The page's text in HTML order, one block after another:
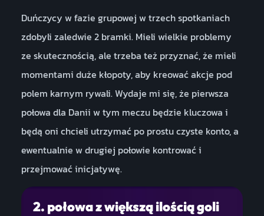
Duńczycy w fazie grupowej w trzech spotkaniach
zdobyli zaledwie 2 bramki. Mieli wielkie problemy
ze skutecznością, ale trzeba też przyznać, że mieli
momentami duże kłopoty, aby kreować akcje pod
polem karnym rywali. Wydaje mi się, że pierwsza
połowa dla Danii w tym meczu będzie kluczowa i
będą oni chcieli utrzymać po prostu czyste konto, a
ewentualnie w drugiej połowie kontrować i
przejmować inicjatywę.
2. połowa z większą ilością goli